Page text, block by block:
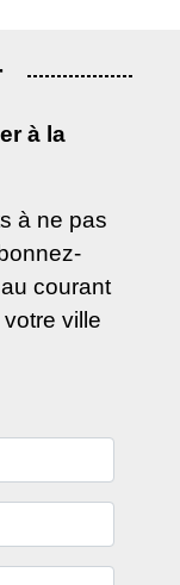
à la
à ne pas
courant
ville